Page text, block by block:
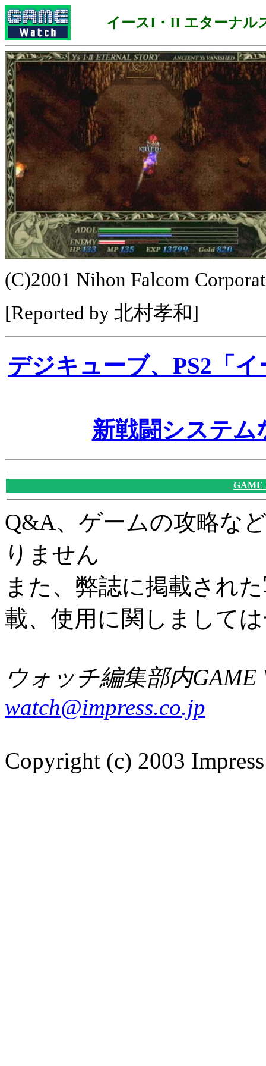
イースI・II エターナル
(C)2001 Nihon Falcom
[Reported by 北村孝和]
デジキューブ、PS2「
新戦闘システム
GAME
Q&A、ゲームの攻略な
りません
また、弊誌に掲載され
載、使用に関しまして
ウォッチ編集部内GAME
watch@impress.co.jp
Copyright (c) 2003